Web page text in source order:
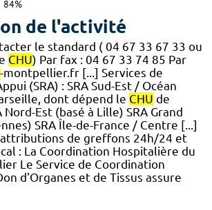
84%
de l'activité
le standard ( 04 67 33 67 33 ou
CHU) Par fax : 04 67 33 74 85 Par
-montpellier.fr [...] Services de
(SRA) : SRA Sud-Est / Océan
dont dépend le CHU de
Est (basé à Lille) SRA Grand
SRA Île-de-France / Centre [...]
de greffons 24h/24 et
: La Coordination Hospitalière du
Le Service de Coordination
d'Organes et de Tissus assure